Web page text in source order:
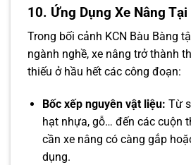
10. Ứng Dụng Xe Nâng Tại
Trong bối cảnh KCN Bàu Bàng
ngành nghề, xe nâng trở thành
thiếu ở hầu hết các công đoạn:
Bốc xếp nguyên vật liệu: Từ
hạt nhựa, gỗ… đến các cuộn
cần xe nâng có càng gắp
dụng.